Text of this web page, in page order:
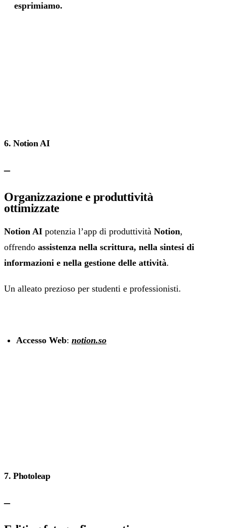
esprimiamo.
6. Notion AI
–
Organizzazione e produttività
ottimizzate
Notion AI potenzia l’app di produttività Notion,
offrendo assistenza nella scrittura, nella sintesi di
informazioni e nella gestione delle attività.
Un alleato prezioso per studenti e professionisti.
Accesso Web: notion.so
7. Photoleap
–